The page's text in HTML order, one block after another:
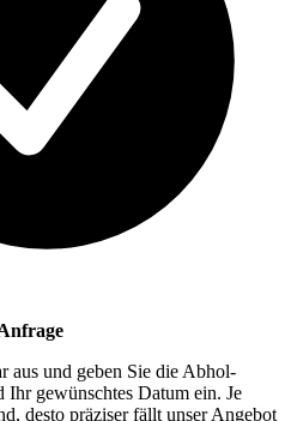
aus und geben Sie die Abhol-
Ihr gewünschtes Datum ein. Je
desto präziser fällt unser Angebot